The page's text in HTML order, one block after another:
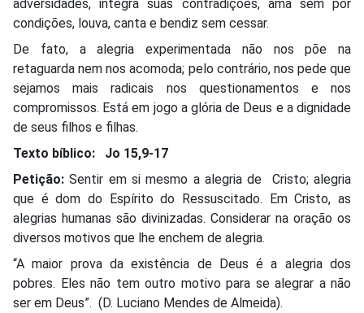
adversidades, integra suas contradições, ama sem pôr
condições, louva, canta e bendiz sem cessar.
De fato, a alegria experimentada não nos põe na
retaguarda nem nos acomoda; pelo contrário, nos pede que
sejamos mais radicais nos questionamentos e nos
compromissos. Está em jogo a glória de Deus e a dignidade
de seus filhos e filhas.
Texto bíblico: Jo 15,9-17
Petição: Sentir em si mesmo a alegria de Cristo; alegria
que é dom do Espírito do Ressuscitado. Em Cristo, as
alegrias humanas são divinizadas. Considerar na oração os
diversos motivos que lhe enchem de alegria.
“A maior prova da existência de Deus é a alegria dos
pobres. Eles não tem outro motivo para se alegrar a não
ser em Deus”. (D. Luciano Mendes de Almeida).